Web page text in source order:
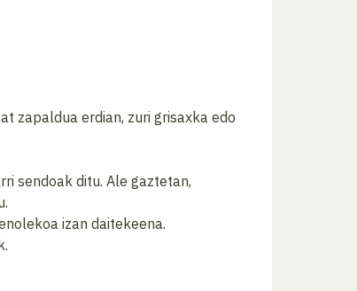
zapaldua erdian, zuri grisaxka edo
sendoak ditu. Ale gaztetan,
izan daitekeena.